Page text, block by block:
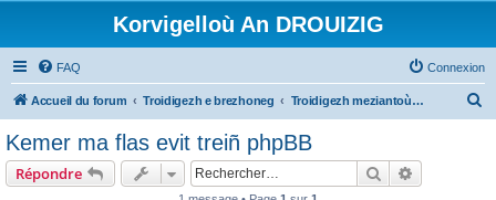
Korvigelloù An DROUIZIG
FAQ Connexion
Accueil du forum Troidigezh e brezhoneg Troidigezh meziantoù all (frank a wirioù evit an darn vrasañ anezho)
Kemer ma flas evit treiñ phpBB
Répondre Rechercher